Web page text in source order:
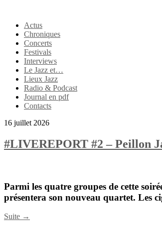
Actus
Chroniques
Concerts
Festivals
Interviews
Le Jazz et…
Lieux Jazz
Radio & Podcast
Journal en pdf
Contacts
16 juillet 2026
#LIVEREPORT #2 – Peillon
Parmi les quatre groupes de cette
présentera son nouveau quartet. Les
Suite →